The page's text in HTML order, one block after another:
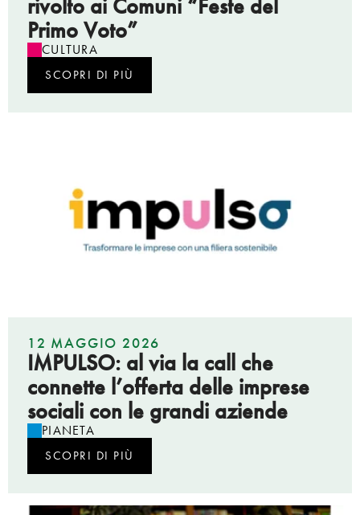
rivolto ai Comuni “Feste del
Primo Voto”
CULTURA
SCOPRI DI PIÙ
12 MAGGIO 2026
IMPULSO: al via la call che
connette l’offerta delle imprese
sociali con le grandi aziende
PIANETA
SCOPRI DI PIÙ